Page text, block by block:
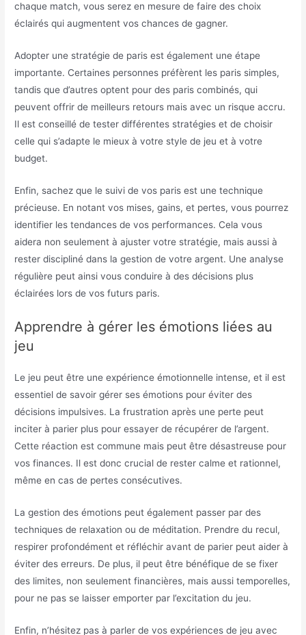
chaque match, vous serez en mesure de faire des choix
éclairés qui augmentent vos chances de gagner.
Adopter une stratégie de paris est également une étape
importante. Certaines personnes préfèrent les paris simples,
tandis que d’autres optent pour des paris combinés, qui
peuvent offrir de meilleurs retours mais avec un risque accru.
Il est conseillé de tester différentes stratégies et de choisir
celle qui s’adapte le mieux à votre style de jeu et à votre
budget.
Enfin, sachez que le suivi de vos paris est une technique
précieuse. En notant vos mises, gains, et pertes, vous pourrez
identifier les tendances de vos performances. Cela vous
aidera non seulement à ajuster votre stratégie, mais aussi à
rester discipliné dans la gestion de votre argent. Une analyse
régulière peut ainsi vous conduire à des décisions plus
éclairées lors de vos futurs paris.
Apprendre à gérer les émotions liées au
jeu
Le jeu peut être une expérience émotionnelle intense, et il est
essentiel de savoir gérer ses émotions pour éviter des
décisions impulsives. La frustration après une perte peut
inciter à parier plus pour essayer de récupérer de l’argent.
Cette réaction est commune mais peut être désastreuse pour
vos finances. Il est donc crucial de rester calme et rationnel,
même en cas de pertes consécutives.
La gestion des émotions peut également passer par des
techniques de relaxation ou de méditation. Prendre du recul,
respirer profondément et réfléchir avant de parier peut aider à
éviter des erreurs. De plus, il peut être bénéfique de se fixer
des limites, non seulement financières, mais aussi temporelles,
pour ne pas se laisser emporter par l’excitation du jeu.
Enfin, n’hésitez pas à parler de vos expériences de jeu avec